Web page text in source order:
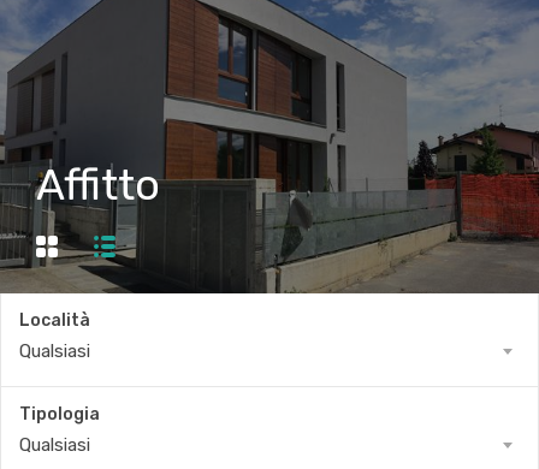
Affitto
Località
Qualsiasi
Tipologia
Qualsiasi